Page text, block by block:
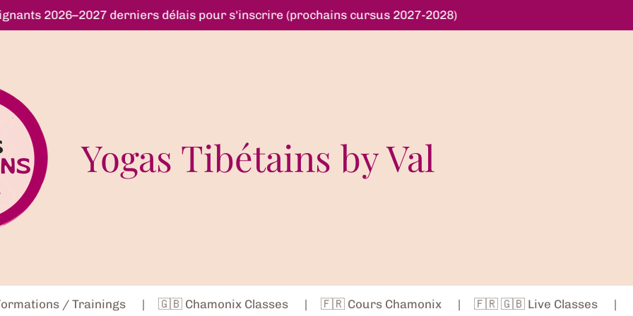
2026–2027 derniers délais pour s'inscrire (prochains cursus 2027-2028)
Yogas Tibétains by Val
/ Trainings 🇬🇧 Chamonix Classes 🇫🇷 Cours Chamonix
🇫🇷 🇬🇧 Live Classes